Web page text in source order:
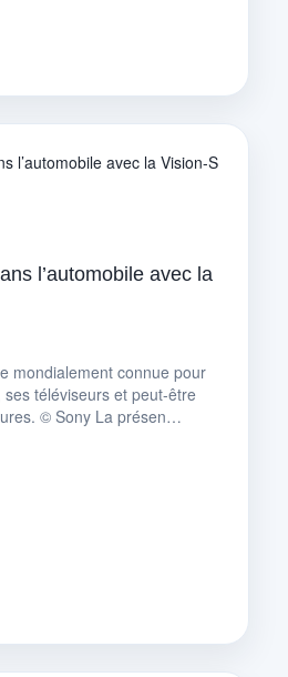
l’automobile avec la
mondialement connue pour
téléviseurs et peut-être
© Sony La présen…